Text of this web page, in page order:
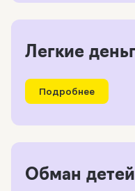
Легкие
Подробнее
Обман детей